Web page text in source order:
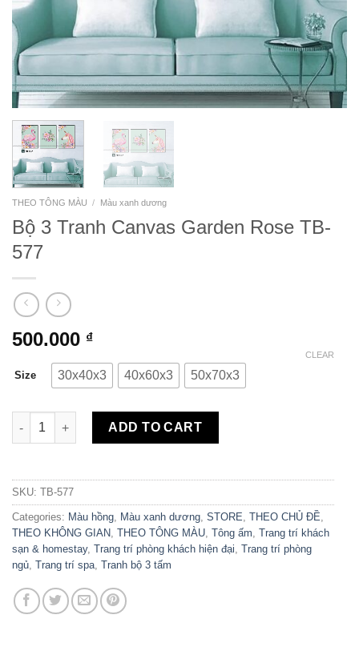
THEO TÔNG MÀU / Màu xanh dương
Bộ 3 Tranh Canvas Garden Rose TB-
577
500.000 ₫
Size 30x40x3 40x60x3 50x70x3
CLEAR
Bộ 3 Tranh Canvas Garden Rose TB-577 quantity
ADD TO CART
SKU: TB-577
Categories: Màu hồng, Màu xanh dương, STORE, THEO CHỦ ĐỀ,
THEO KHÔNG GIAN, THEO TÔNG MÀU, Tông ấm, Trang trí khách
sạn & homestay, Trang trí phòng khách hiện đại, Trang trí phòng
ngủ, Trang trí spa, Tranh bộ 3 tấm